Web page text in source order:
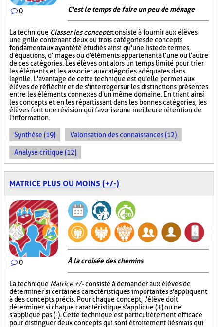
0 C'est le temps de faire un peu de ménage
La technique Classer les conceptsconsiste à fournir aux élèves
une grille contenant deux ou trois catégories de concepts
fondamentaux ayant été étudiés ainsi qu'une liste de termes,
d'équations, d'images ou d'éléments appartenant à l'une ou l'autre
de ces catégories. Les élèves ont alors un temps limité pour trier
les éléments et les associer aux catégories adéquates dans
la grille. L'avantage de cette technique est qu'elle permet aux
élèves de réfléchir et de s'interroger sur les distinctions présentes
entre les éléments connexes d'un même domaine. En triant ainsi
les concepts et en les répartissant dans les bonnes catégories, les
élèves font une révision qui favorise une meilleure rétention de
l'information.
Synthèse (19) Valorisation des connaissances (12)
Analyse critique (12)
MATRICE PLUS OU MOINS (+/-)
0 À la croisée des chemins
La technique Matrice +/-consiste à demander aux élèves de
déterminer si certaines caractéristiques importantes s'appliquent
à des concepts précis. Pour chaque concept, l'élève doit
déterminer si chaque caractéristique s'applique (+) ou ne
s'applique pas (-). Cette technique est particulièrement efficace
pour distinguer deux concepts qui sont étroitement liés mais qui